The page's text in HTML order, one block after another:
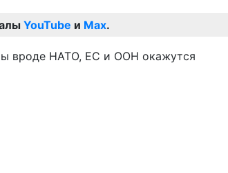
YouTube и Max.
вроде НАТО, ЕС и ООН окажутся